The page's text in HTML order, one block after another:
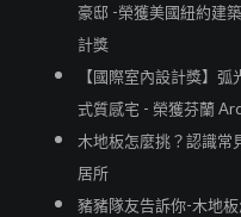
豪邸 -榮獲美國紐約建
計獎
【國際室內設計獎】
式質感宅 - 榮獲芬蘭
木地板怎麼挑？認識常
居所
豬豬隊友告訴你-木地